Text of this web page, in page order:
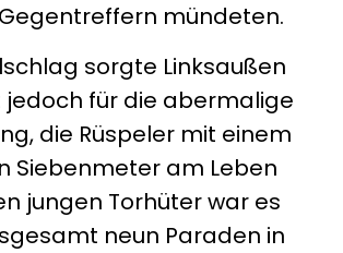
mündeten.
sorgte Linksaußen
für die abermalige
die Rüspeler mit einem
Siebenmeter am Leben
jungen Torhüter war es
neun Paraden in